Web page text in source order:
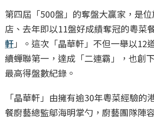
第四屆「500盤」的奪盤大贏家，是
店、去年即以11盤好成績奪冠的粵菜
軒」。這次「晶華軒」不但一舉以12
續蟬聯第一，達成「二連霸」，也創
最高得盤數紀錄。
「晶華軒」由擁有逾30年粵菜經驗的
餐廚藝總監鄔海明掌勺，廚藝團隊陣